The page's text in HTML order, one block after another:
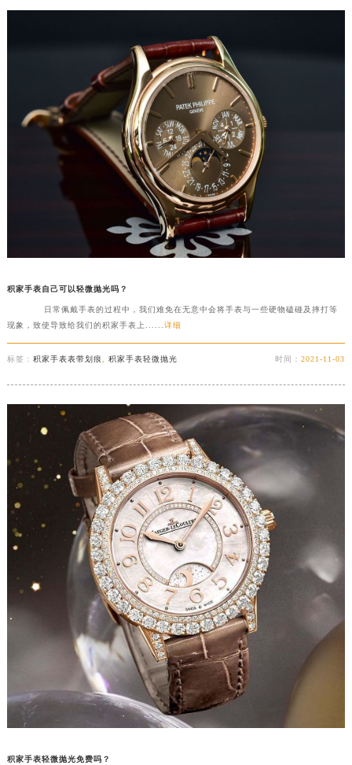
积家手表自己可以轻微抛光吗？
日常佩戴手表的过程中，我们难免在无意中会将手表与一些硬物磕碰及摔打等
现象，致使导致给我们的积家手表上...... 详细
标签： 积家手表表带划痕 积家手表轻微抛光 时间：2021-11-03
积家手表轻微抛光免费吗？